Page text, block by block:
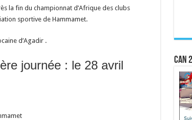
la fin du championnat d’Afrique des clubs
sportive de Hammamet.
d’Agadir .
journée : le 28 avril
CAN